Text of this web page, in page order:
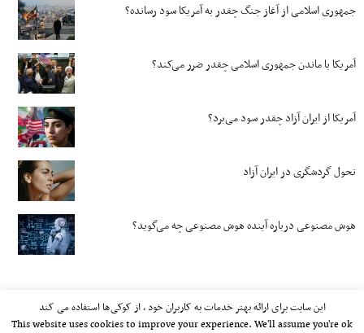
جمهوری اسلامی از آغاز جنگ چقدر به آمریکا سود رسانده؟
آمریکا با ماندن جمهوری اسلامی چقدر ضرر می‌کند؟
آمریکا از ایران آزاد چقدر سود می‌برد؟
تحول گردشگری در ایران آزاد
هوش مصنوعی درباره آینده هوش مصنوعی چه می‌گوید؟
این سایت برای ارائه بهتر خدمات به کاربران خود ، از کوکی‌ها استفاده می کند
This website uses cookies to improve your experience. We'll assume you're ok